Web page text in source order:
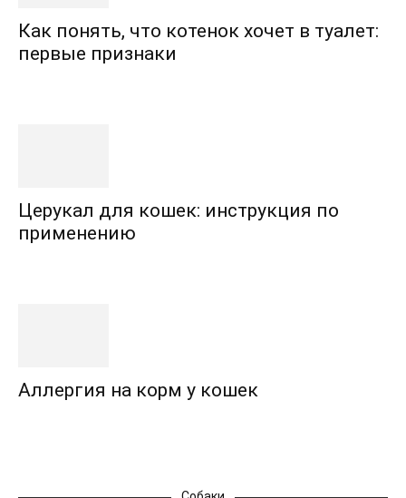
Как понять, что котенок хочет в туалет:
первые признаки
Церукал для кошек: инструкция по
применению
Аллергия на корм у кошек